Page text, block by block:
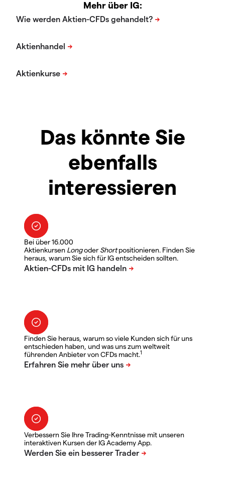
Mehr über IG:
Das könnte Sie
ebenfalls
interessieren
Bei über 16.000
Aktienkursen LongoderShortpositionieren. Finden Sie
heraus, warum Sie sich für IG entscheiden sollten.
Finden Sie heraus, warum so viele Kunden sich für uns
entschieden haben, und was uns zum weltweit
führenden Anbieter von CFDs macht.1
Verbessern Sie Ihre Trading-Kenntnisse mit unseren
interaktiven Kursen der IG Academy App.